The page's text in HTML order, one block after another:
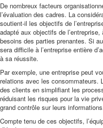
De nombreux facteurs
l’évaluation des cadres. La
soutient-il les objectifs de
adapté aux objectifs de
besoins des parties prenantes. Si
sera difficile à l’entreprise entière
à sa réussite.
Par exemple, une entreprise peut
relations avec les consommateurs.
des clients en simplifiant les
réduisant les risques pour la vie
grand contrôle sur leurs
Compte tenu de ces objectifs,